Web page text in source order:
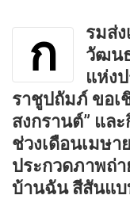
ก
รมส่
วัฒน
แห่ง
ราชูปถัมภ์ ขอเ
สงกรานต์” แล
ช่วงเดือนเมษา
ประกวดภาพถ่
บ้านฉัน สีสันแบ